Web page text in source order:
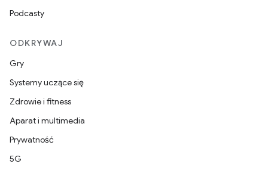
Podcasty
ODKRYWAJ
Gry
Systemy uczące się
Zdrowie i fitness
Aparat i multimedia
Prywatność
5G